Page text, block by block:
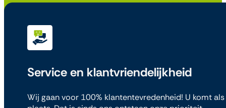
Service en klantvriendelijkheid
Wij gaan voor 100% klantentevredenheid! U komt